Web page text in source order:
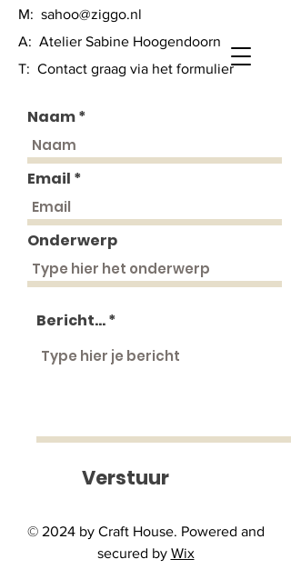
€ 50,00Prijs
15x15cm Voor in de tuin op een
Interesse?
M: sahoo@ziggo.nl
A: Atelier Sabine Hoogendoorn
T: Contact graag via het formulier
Naam
Email
Onderwerp
Bericht...
Verstuur
© 2024 by Craft House. Powered and
secured by Wix